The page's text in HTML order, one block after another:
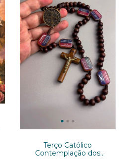
Terço Católico
Contemplação dos